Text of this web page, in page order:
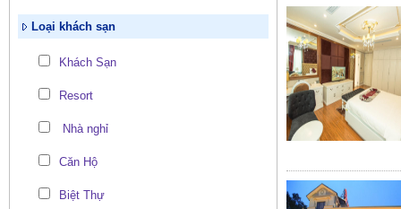
Loại khách sạn
Khách Sạn
Resort
Nhà nghỉ
Căn Hộ
Biệt Thự